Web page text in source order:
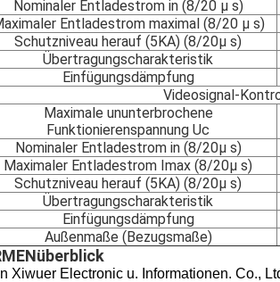
Nominaler Entladestrom in (8/20 μ s)
Entladestrom maximal (8/20 μ s)
Schutzniveau herauf (5KA) (8/20μ s)
Übertragungscharakteristik
Einfügungsdämpfung
Videosignal-
Maximale ununterbrochene
Funktionierenspannung Uc
Nominaler Entladestrom in (8/20μ s)
Maximaler Entladestrom Imax (8/20μ s)
Schutzniveau herauf (5KA) (8/20μ s)
Übertragungscharakteristik
Einfügungsdämpfung
Außenmaße (Bezugsmaße)
Xiwuer Electronic u. Informationen. Co.,